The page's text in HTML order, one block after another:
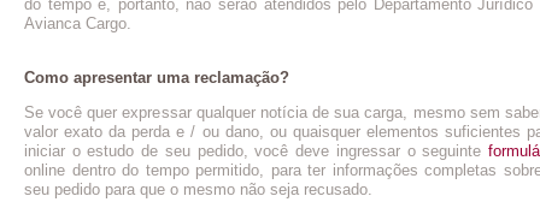
do tempo e, portanto, não serão atendidos pelo Departamento Jurídico
Avianca Cargo.
Como apresentar uma reclamação?
Se você quer expressar qualquer notícia de sua carga, mesmo sem
valor exato da perda e / ou dano, ou quaisquer elementos suficientes
iniciar o estudo de seu pedido, você deve ingressar o seguinte
online dentro do tempo permitido, para ter informações completas
seu pedido para que o mesmo não seja recusado.